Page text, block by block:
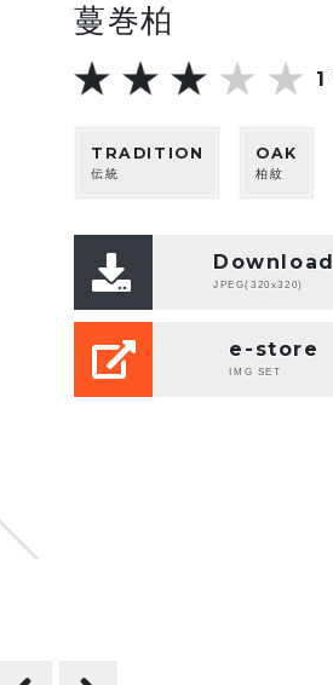
蔓巻柏
1
TRADITION
伝統
OAK
柏紋
Download
JPEG(320x320)
e-store
IMG SET